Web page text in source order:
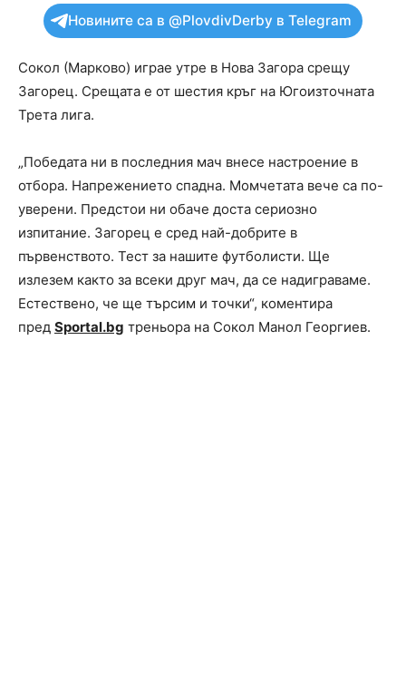
Новините са в @PlovdivDerby в Telegram
Сокол (Марково) играе утре в Нова Загора срещу
Загорец. Срещата е от шестия кръг на Югоизточната
Трета лига.
„Победата ни в последния мач внесе настроение в
отбора. Напрежението спадна. Момчетата вече са по-
уверени. Предстои ни обаче доста сериозно
изпитание. Загорец е сред най-добрите в
първенството. Тест за нашите футболисти. Ще
излезем както за всеки друг мач, да се надиграваме.
Естествено, че ще търсим и точки“, коментира
пред Sportal.bg треньора на Сокол Манол Георгиев.